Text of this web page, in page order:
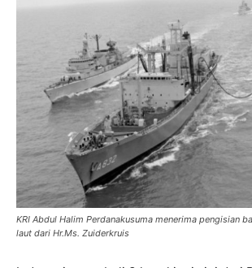
KRI Abdul Halim Perdanakusuma menerima pengisian
laut dari Hr.Ms. Zuiderkruis